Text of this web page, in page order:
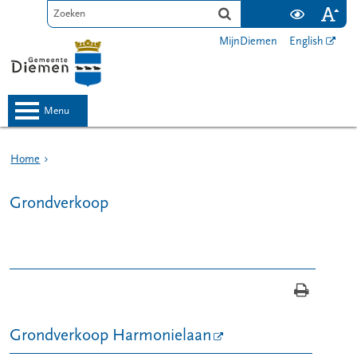
MijnDiemen English
menu
Home
Grondverkoop
Grondverkoop Harmonielaan